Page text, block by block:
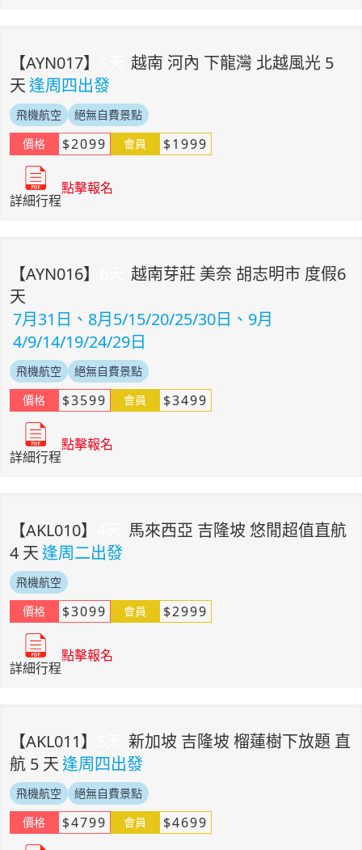
【AYN017】
越南 河內 下龍灣 北越風光 5
天逢周四出發
飛機航空
絕無自費景點
價格
$2099 會員 $1999
詳細行程
點擊報名
【AYN016】
越南芽莊 美奈 胡志明市 度假6
天
7月31日、8月5/15/20/25/30日、9月
4/9/14/19/24/29日
飛機航空
絕無自費景點
價格
$3599 會員 $3499
詳細行程
點擊報名
【AKL010】
馬來西亞 吉隆坡 悠閒超值直航
4 天逢周二出發
飛機航空
價格
$3099 會員 $2999
詳細行程
點擊報名
【AKL011】
新加坡 吉隆坡 榴蓮樹下放題 直
航 5 天逢周四出發
飛機航空
絕無自費景點
價格
$4799 會員 $4699